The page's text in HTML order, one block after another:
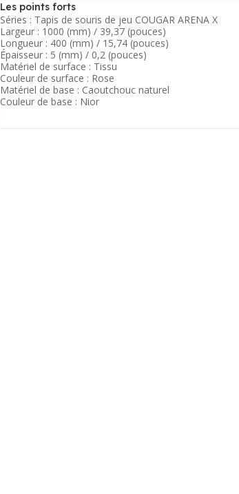
Les points forts
Séries : Tapis de souris de jeu COUGAR ARENA X
Largeur : 1000 (mm) / 39,37 (pouces)
Longueur : 400 (mm) / 15,74 (pouces)
Épaisseur : 5 (mm) / 0,2 (pouces)
Matériel de surface : Tissu
Couleur de surface : Rose
Matériel de base : Caoutchouc naturel
Couleur de base : Nior